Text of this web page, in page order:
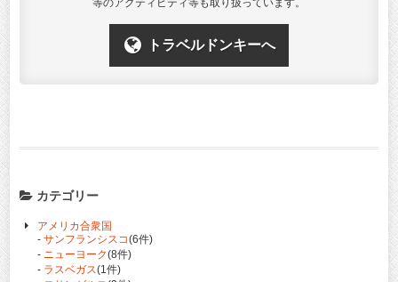
等のアクティビティ等も取り扱っています。
トラベルドンキーへ
カテゴリー
アメリカ合衆国
- サンフランシスコ(6件)
- ニューヨーク(8件)
- ラスベガス(1件)